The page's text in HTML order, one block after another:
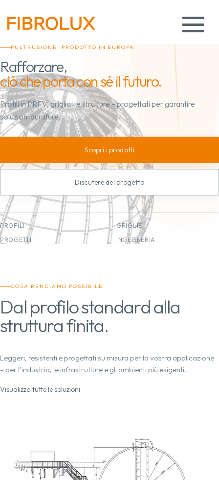
PULTRUSIONE. PRODOTTO IN EUROPA.
Rafforzare,
ciò che porta con sé il futuro.
Profili in PRFV, grigliati e strutture – progettati per garantire
soluzioni durature.
Scopri i prodotti
Discutere del progetto
PROFILI
GRIGLIE
PROGETTI
INGEGNERIA
COSA RENDIAMO POSSIBILE
Dal profilo standard alla
struttura finita.
Leggeri, resistenti e progettati su misura per la vostra applicazione
– per l’industria, le infrastrutture e gli ambienti più esigenti.
Visualizza tutte le soluzioni